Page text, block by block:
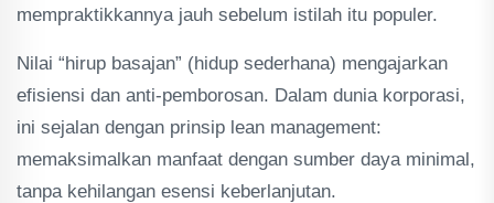
mempraktikkannya jauh sebelum istilah itu populer.
Nilai “hirup basajan” (hidup sederhana) mengajarkan
efisiensi dan anti-pemborosan. Dalam dunia korporasi,
ini sejalan dengan prinsip lean management:
memaksimalkan manfaat dengan sumber daya minimal,
tanpa kehilangan esensi keberlanjutan.